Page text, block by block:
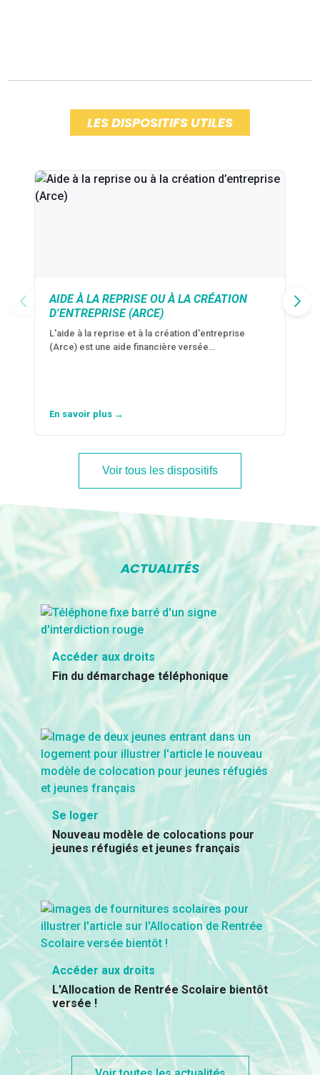
LES DISPOSITIFS UTILES
AIDE À LA REPRISE OU À LA CRÉATION
D’ENTREPRISE (ARCE)
L'aide à la reprise et à la création d'entreprise
(Arce) est une aide financière versée…
En savoir plus →
Voir tous les dispositifs
ACTUALITÉS
Accéder aux droits
Fin du démarchage téléphonique
Se loger
Nouveau modèle de colocations pour
jeunes réfugiés et jeunes français
Accéder aux droits
L'Allocation de Rentrée Scolaire bientôt
versée !